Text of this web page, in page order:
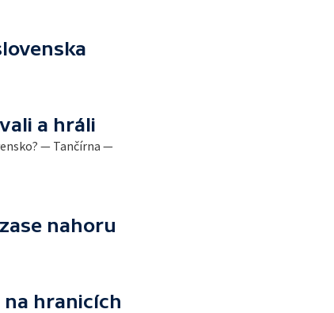
a hráli
— Tančírna —
nahoru
hranicích